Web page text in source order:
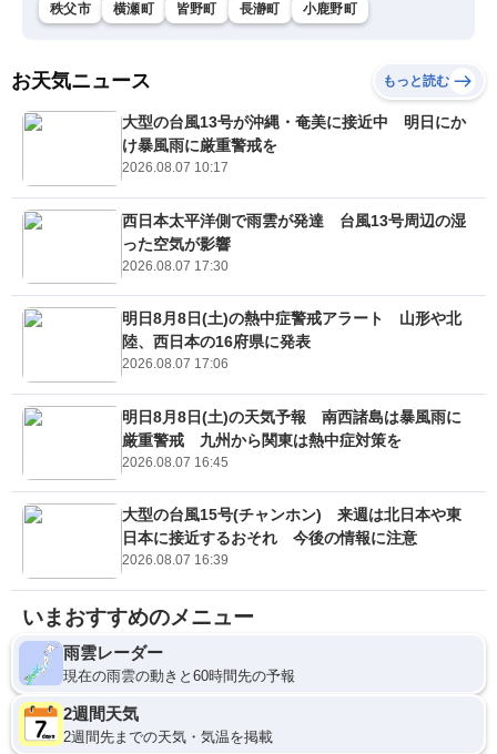
秩父市 横瀬町 皆野町 長瀞町 小鹿野町
お天気ニュース もっと読む
大型の台風13号が沖縄・奄美に接近中 明日にか
け暴風雨に厳重警戒を
2026.08.07 10:17
西日本太平洋側で雨雲が発達 台風13号周辺の湿
った空気が影響
2026.08.07 17:30
明日8月8日(土)の熱中症警戒アラート 山形や北
陸、西日本の16府県に発表
2026.08.07 17:06
明日8月8日(土)の天気予報 南西諸島は暴風雨に
厳重警戒 九州から関東は熱中症対策を
2026.08.07 16:45
大型の台風15号(チャンホン) 来週は北日本や東
日本に接近するおそれ 今後の情報に注意
2026.08.07 16:39
いまおすすめのメニュー
雨雲レーダー
現在の雨雲の動きと60時間先の予報
2週間天気
2週間先までの天気・気温を掲載